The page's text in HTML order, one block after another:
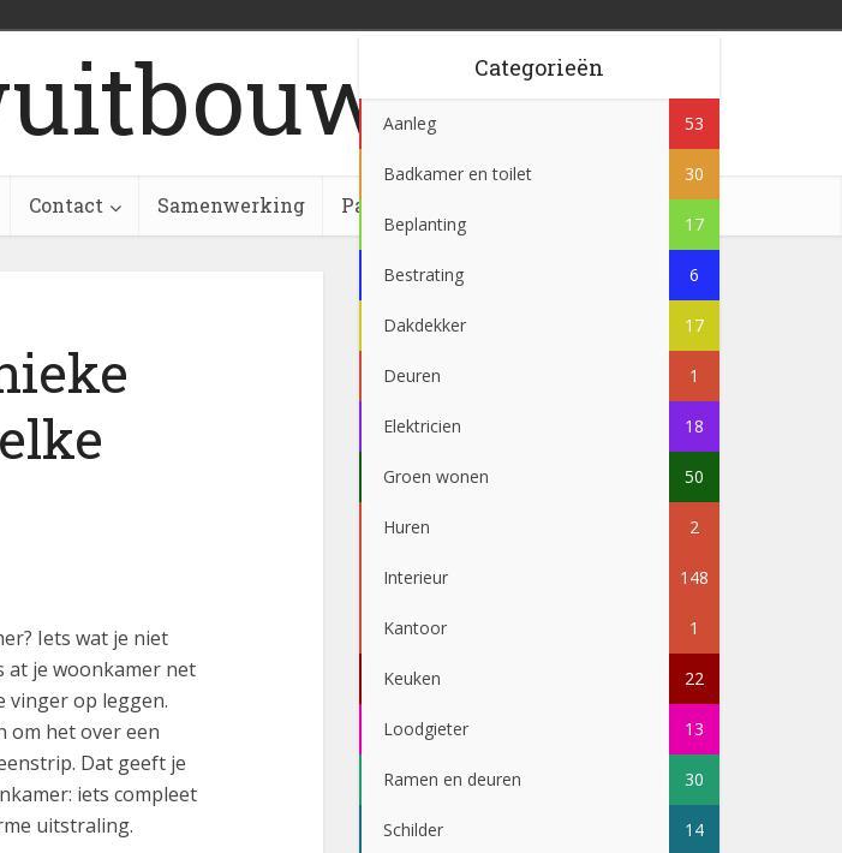
Contact Samenwerking Partner
Iets wat je niet
at je woonkamer net
vinger op leggen.
om het over een
Dat geeft je
iets compleet
uitstraling.
Categorieën
Aanleg 53
Badkamer en toilet 30
Beplanting 17
Bestrating 6
Dakdekker 17
Deuren 1
Elektricien 18
Groen wonen 50
Huren 2
Interieur 148
Kantoor 1
Keuken 22
Loodgieter 13
Ramen en deuren 30
Schilder 14